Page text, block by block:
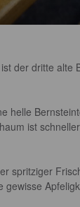
der dritte alte
helle
ist
spritziger
gewisse